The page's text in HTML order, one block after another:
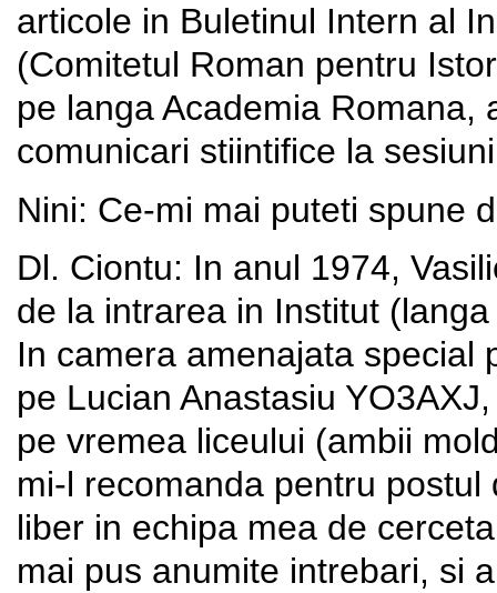
articole in Buletinul Intern al
(Comitetul Roman pentru
pe langa Academia
comunicari stiintifice la
Nini: Ce-mi mai puteti spune
Dl. Ciontu: In anul 1974,
de la intrarea in Institut
In camera amenajata special
pe Lucian Anastasiu
pe vremea liceului (ambii
mi-l recomanda pentru
liber in echipa mea de
mai pus anumite intrebari, si